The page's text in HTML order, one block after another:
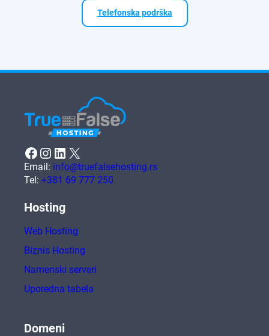
Telefonska podrška
Facebook Instagram LinkedIn X
Email: info@truefalsehosting.rs
Tel: +381 69 777 250
Hosting
Web Hosting
Biznis Hosting
Namenski serveri
Uporedna tabela
Domeni